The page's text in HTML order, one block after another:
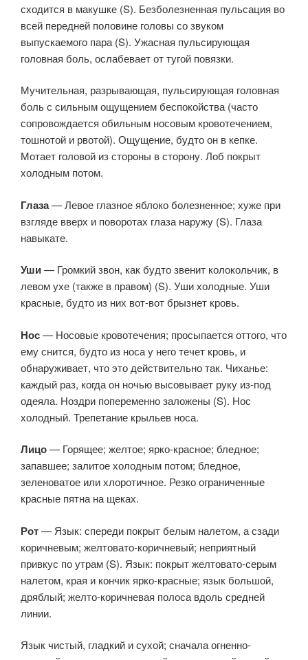
сходится в макушке (S). Безболезненная пульсация во
всей передней половине головы со звуком
выпускаемого пара (S). Ужасная пульсирующая
головная боль, ослабевает от тугой повязки.
Мучительная, разрывающая, пульсирующая головная
боль с сильным ощущением беспокойства (часто
сопровождается обильным носовым кровотечением,
тошнотой и рвотой). Ощущение, будто он в кепке.
Мотает головой из стороны в сторону. Лоб покрыт
холодным потом.
Глаза— Левое глазное яблоко болезненное; хуже при
взгляде вверх и поворотах глаза наружу (S). Глаза
навыкате.
Уши— Громкий звон, как будто звенит колокольчик, в
левом ухе (также в правом) (S). Уши холодные. Уши
красные, будто из них вот-вот брызнет кровь.
Нос— Носовые кровотечения; просыпается оттого, что
ему снится, будто из носа у него течет кровь, и
обнаруживает, что это действительно так. Чиханье:
каждый раз, когда он ночью высовывает руку из-под
одеяла. Ноздри попеременно заложены (S). Нос
холодный. Трепетание крыльев носа.
Лицо— Горящее; желтое; ярко-красное; бледное;
запавшее; залитое холодным потом; бледное,
зеленоватое или хлоротичное. Резко ограниченные
красные пятна на щеках.
Рот— Язык: спереди покрыт белым налетом, а сзади
коричневым; желтовато-коричневый; неприятный
привкус по утрам (S). Язык: покрыт желтовато-серым
налетом, края и кончик ярко-красные; язык большой,
дряблый; желто-коричневая полоса вдоль средней
линии.
Язык чистый, гладкий и сухой; сначала огненно-